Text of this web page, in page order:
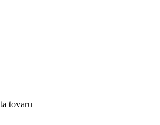
tovaru